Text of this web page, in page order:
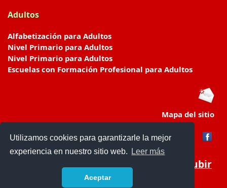
Utilizamos cookies para garantizarle la mejor
experiencia en nuestro sitio web.
Leer más
Aceptar
Adultos
Alfabetización para Adultos
Nivel Primario para Adultos
Nivel Primario para Adultos
Escuelas con Formación Profesional para Adultos
Mapa del sitio
Subir